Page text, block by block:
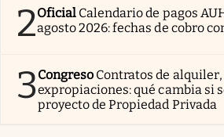
2Oficial Calendario de pagos
agosto 2026: fechas de cobro
3Congreso Contratos de
expropiaciones: qué cambia si
proyecto de Propiedad Privada